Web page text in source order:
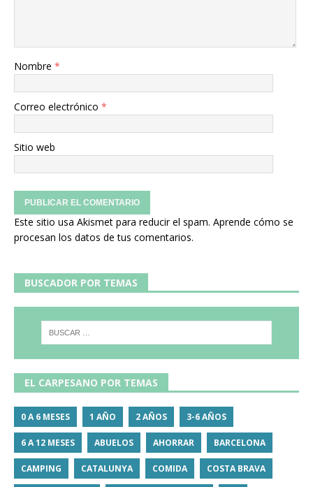
Nombre *
Correo electrónico *
Sitio web
Este sitio usa Akismet para reducir el spam. Aprende cómo se
procesan los datos de tus comentarios.
BUSCADOR POR TEMAS
EL CARPESANO POR TEMAS
0 A 6 MESES 1 AÑO 2 AÑOS 3-6 AÑOS
6 A 12 MESES ABUELOS AHORRAR BARCELONA
CAMPING CATALUNYA COMIDA COSTA BRAVA